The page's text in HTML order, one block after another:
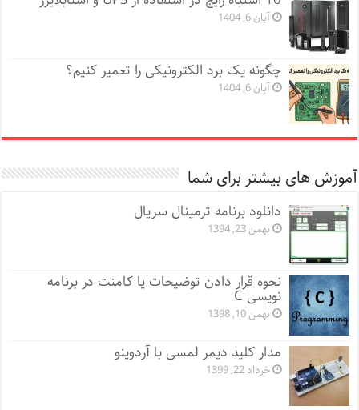
آبان 6, 1404
چگونه یک برد الکترونیکی را تعمیر کنیم؟
آبان 6, 1404
آموزش های بیشتر برای شما
دانلود برنامه ترمینال سریال
بهمن 23, 1394
نحوه قرار دادن توضیحات یا کامنت در برنامه
نویسی C
بهمن 10, 1398
مدار کلید دیمر لمسی با آردوینو
خرداد 22, 1399